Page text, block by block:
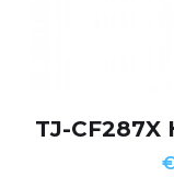
TJ-CF287X
€